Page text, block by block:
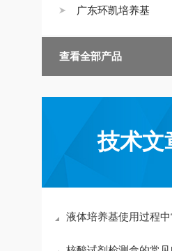
广东环凯培养基
查看全部产品
技术文
液体培养基使用过程中常见问题及相应